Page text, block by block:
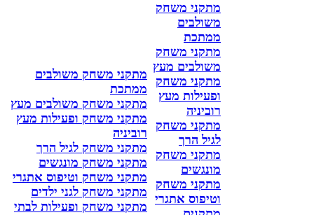
מתקני משחק
משולבים
ממתכת
מתקני משחק
משולבים מעץ
מתקני משחק
ופעילות מעץ
רוביניה
מתקני משחק
לגיל הרך
מתקני משחק
מונגשים
מתקני משחק
וטיפוס אתגרי
מתקני משחק משולבים
ממתכת
מתקני משחק משולבים מעץ
מתקני משחק ופעילות מעץ
רוביניה
מתקני משחק לגיל הרך
מתקני משחק מונגשים
מתקני משחק וטיפוס אתגרי
מתקני משחק לגני ילדים
מתקני משחק ופעילות לבתי